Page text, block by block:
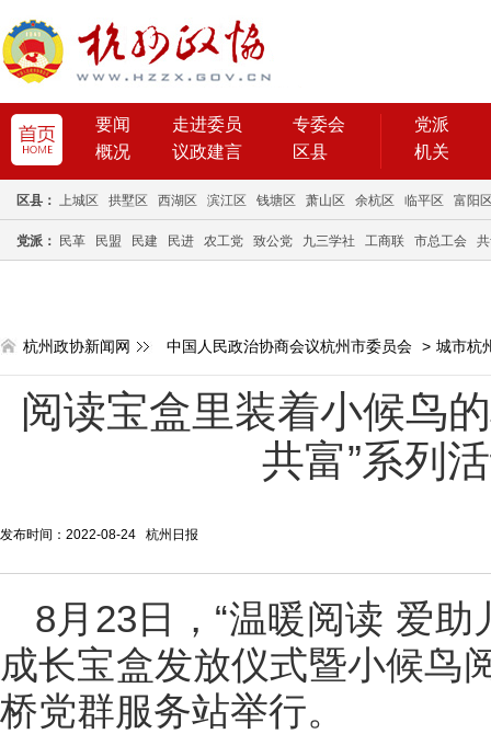
要闻 走进委员
专委会
概况
议政建言 区县
党派
机关
区县： 上城区 拱墅区 西湖区 滨江区 钱塘区 萧山区 余杭区 临平区 富阳
党派： 民革 民盟 民建 民进 农工党 致公党 九三学社 工商联 市总工会
杭州政协新闻网 中国人民政治协商会议杭州市委员会 > 城市杭
阅读宝盒里装着小候鸟
共富”系列
发布时间：2022-08-24 杭州日报
8月23日，“温暖阅读 爱
成长宝盒发放仪式暨小候鸟
桥党群服务站举行。